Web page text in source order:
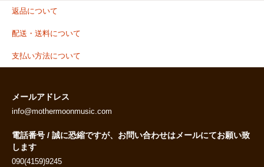
返品について
配送・送料について
支払い方法について
メールアドレス
info@mothermoonmusic.com
電話番号 / 誠に恐縮ですが、お問い合わせはメールにてお願い致
します
090(4159)9245